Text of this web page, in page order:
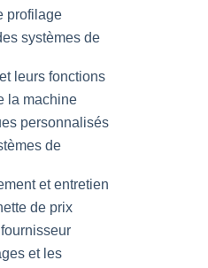
profilage
systèmes de
leurs fonctions
la machine
personnalisés
de
et entretien
de prix
et les